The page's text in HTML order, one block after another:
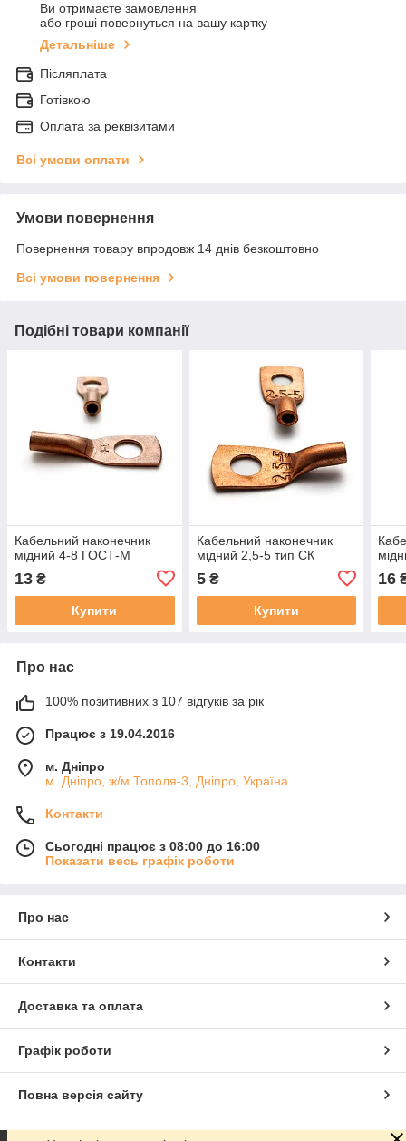
Ви отримаєте замовлення
або гроші повернуться на вашу картку
Детальніше
Післяплата
Готівкою
Оплата за реквізитами
Всі умови оплати
Умови повернення
Повернення товару впродовж 14 днів безкоштовно
Всі умови повернення
Подібні товари компанії
Кабельний наконечник
мідний 4-8 ГОСТ-М
13 ₴
Купити
Кабельний наконечник
мідний 2,5-5 тип СК
5₴
Купити
16
Про нас
100% позитивних з 107 відгуків за рік
Працює з 19.04.2016
м. Дніпро
м. Дніпро, ж/м Тополя-3, Дніпро, Україна
Контакти
Сьогодні працює з 08:00 до 16:00
Показати весь графік роботи
Про нас
Контакти
Доставка та оплата
Графік роботи
Повна версія сайту